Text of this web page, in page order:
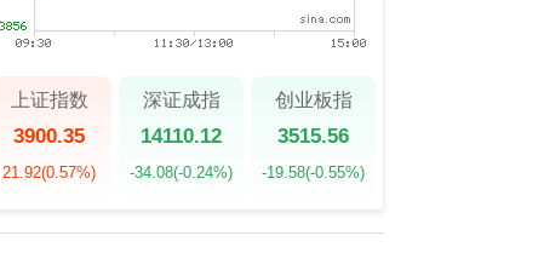
上证指数
3900.35
21.92(0.57%)
深证成指
14110.12
-34.08(-0.24%)
创业板指
3515.56
-19.58(-0.55%)